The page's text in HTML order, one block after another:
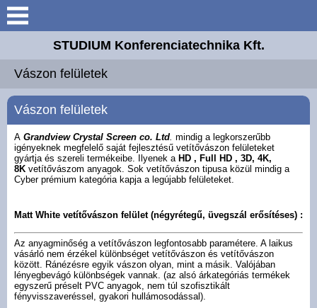
Keresés
Elérhetőségek
Galéria
Letöltések
Akciós termékek
5 érv ...
Vászon felületek
STUDIUM Konferenciatechnika Kft.
Vászon felületek
Vászon felületek
A Grandview Crystal Screen co. Ltd. mindig a legkorszerűbb
igényeknek megfelelő saját fejlesztésű vetítővászon felületeket
gyártja és szereli termékeibe. Ilyenek a HD , Full HD , 3D, 4K,
8K vetítővászom anyagok. Sok vetítővászon tipusa közül mindig a
Cyber prémium kategória kapja a legújabb felületeket.
Matt White vetítővászon felület (négyrétegű, üvegszál erősítéses) :
Az anyagminőség a vetítővászon legfontosabb paramétere. A laikus
vásárló nem érzékel különbséget vetítővászon és vetítővászon
között. Ránézésre egyik vászon olyan, mint a másik. Valójában
lényegbevágó különbségek vannak. (az alsó árkategóriás termékek
egyszerű préselt PVC anyagok, nem túl szofisztikált
fényvisszaveréssel, gyakori hullámosodással).